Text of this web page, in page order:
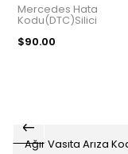
Mercedes Hata
Kodu(DTC)Silici
$90.00